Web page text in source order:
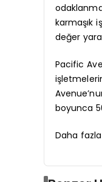
karmaşık
değer
Pacific
boyunca
Daha